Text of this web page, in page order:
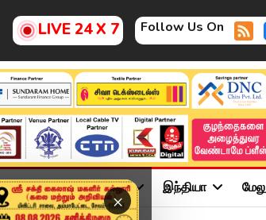
LIVE 24 X 7 Follow Us On
×
அரசியல் விளையாட்டு இந்தியா